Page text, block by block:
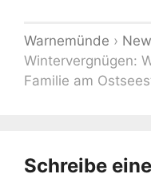
Warnemünde ›
Wintervergnügen:
Familie am
Schreibe